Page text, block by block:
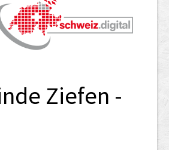
Ziefen -